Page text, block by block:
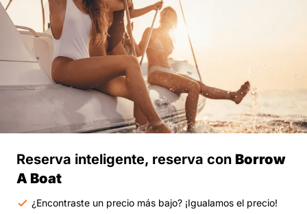
Reserva inteligente, reserva con Borrow
A Boat
¿Encontraste un precio más bajo? ¡Igualamos el precio!